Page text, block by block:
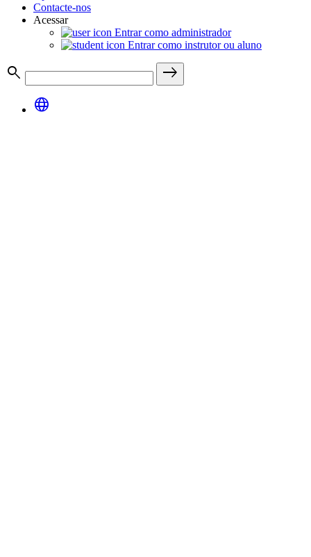
Contacte-nos
Acessar
Entrar como administrador
Entrar como instrutor ou aluno
search
east
language